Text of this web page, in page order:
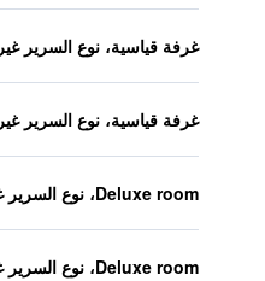
غرفة قياسية، نوع السرير
غرفة قياسية، نوع السرير
Deluxe room، نوع السرير غير معروف
Deluxe room، نوع السرير غير معروف